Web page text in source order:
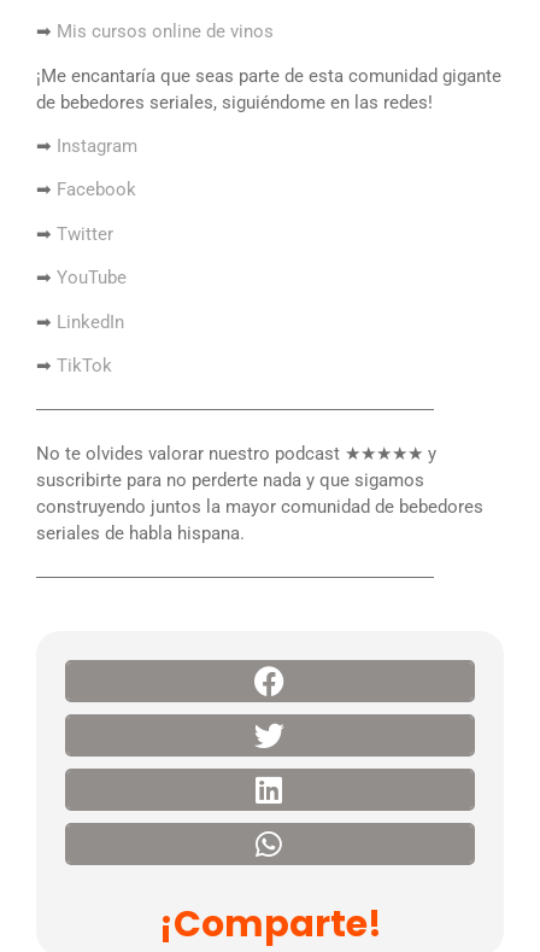
➡ Mis cursos online de vinos
¡Me encantaría que seas parte de esta comunidad gigante
de bebedores seriales, siguiéndome en las redes!
➡ Instagram
➡ Facebook
➡ Twitter
➡ YouTube
➡ LinkedIn
➡ TikTok
――――――――――――――――――――――
No te olvides valorar nuestro podcast ★★★★★ y
suscribirte para no perderte nada y que sigamos
construyendo juntos la mayor comunidad de bebedores
seriales de habla hispana.
――――――――――――――――――――――
¡Comparte!